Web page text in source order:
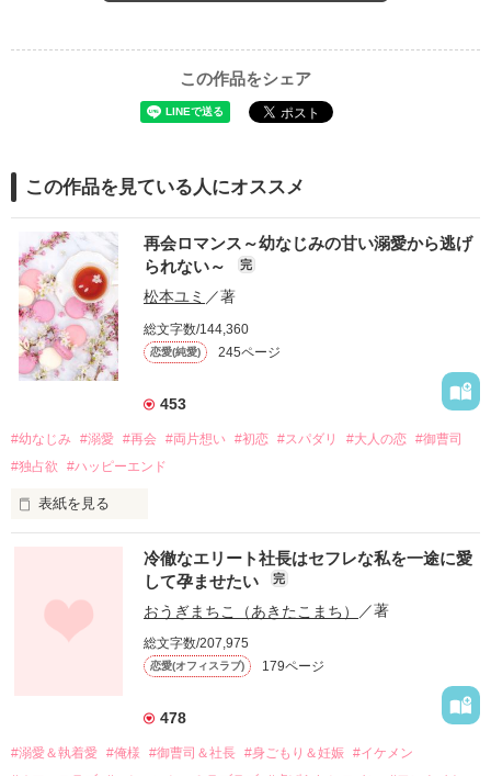
この作品をシェア
この作品を見ている人にオススメ
再会ロマンス～幼なじみの甘い溺愛から逃げ
られない～
完
松本ユミ ／著
総文字数/144,360
恋愛(純愛) 245ページ
453
#幼なじみ #溺愛 #再会 #両片想い #初恋 #スパダリ #大人の恋 #御曹司
#独占欲
#ハッピーエンド
表紙を見る
幼なじみの哲平に淡い恋心を抱いていた美桜。
しかし、ある出来事をきっかけに二人の関係は壊れてしまう。
関係修復もできないまま、美桜は両親の離婚によって
引っ越すことになり、哲平とも離れ離れになった。
それから約十二年後。
過去の傷から、二度と会いたくないと思っていた哲平に
冷徹なエリート社長はセフレな私を一途に愛
して孕ませたい
完
おうぎまちこ（あきたこまち） ／著
総文字数/207,975
恋愛(オフィスラブ) 179ページ
478
#溺愛＆執着愛 #俺様 #御曹司＆社長 #身ごもり＆妊娠 #イケメン